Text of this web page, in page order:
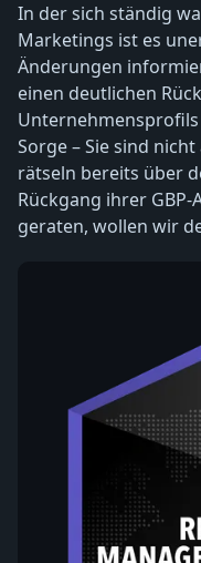
In der sich ständig
Marketings ist es
Änderungen
einen deutlichen
Sorge – Sie sind
rätseln bereits über
Rückgang ihrer
geraten, wollen wir